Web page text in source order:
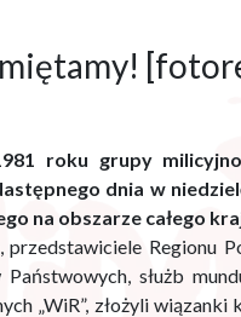
roku grupy
dnia w
na obszarze całego
Regionu
służb
„WiR”, złożyli